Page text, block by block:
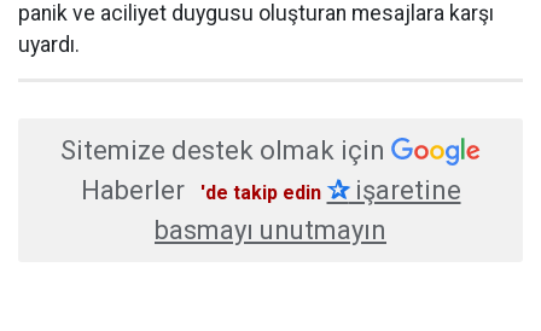
panik ve aciliyet duygusu oluşturan mesajlara karşı
uyardı.
Sitemize destek olmak için
Haberler
'de takip edin ✰işaretine
basmayı unutmayın